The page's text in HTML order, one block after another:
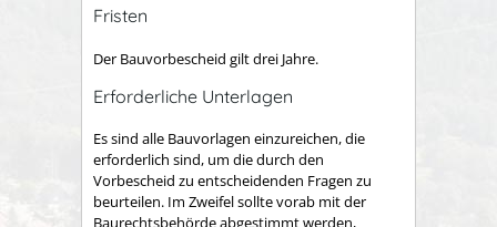
Fristen
Der Bauvorbescheid gilt drei Jahre.
Erforderliche Unterlagen
Es sind alle Bauvorlagen einzureichen, die
erforderlich sind, um die durch den
Vorbescheid zu entscheidenden Fragen zu
beurteilen. Im Zweifel sollte vorab mit der
Baurechtsbehörde abgestimmt werden,